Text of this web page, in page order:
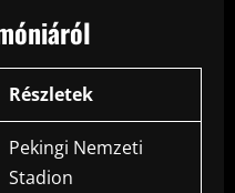
Részletek
Pekingi Nemzeti
Stadion